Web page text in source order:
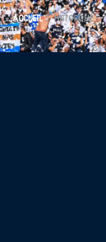
ACCUEIL HISTORIQUE